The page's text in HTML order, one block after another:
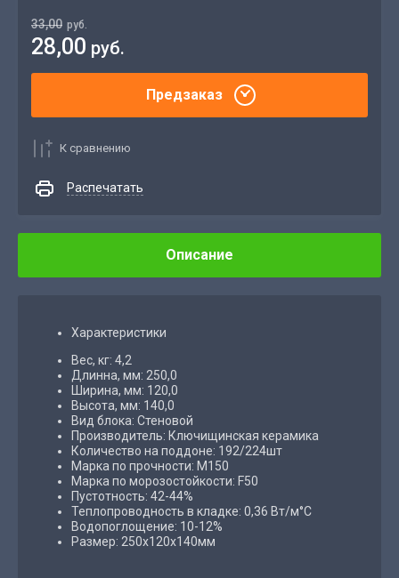
33,00 руб.
28,00 руб.
Предзаказ
К сравнению
Распечатать
Описание
Характеристики
Вес, кг: 4,2
Длинна, мм: 250,0
Ширина, мм: 120,0
Высота, мм: 140,0
Вид блока: Стеновой
Производитель: Ключищинская керамика
Количество на поддоне: 192/224шт
Марка по прочности: М150
Марка по морозостойкости: F50
Пустотность: 42-44%
Теплопроводность в кладке: 0,36 Вт/м°С
Водопоглощение: 10-12%
Размер: 250х120х140мм